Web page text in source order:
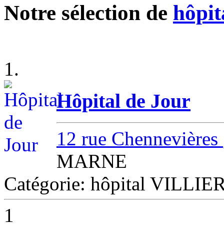
Notre sélection de
1.
Hôpital de Jour
12 rue Chennevières
MARNE
Catégorie: hôpital
1